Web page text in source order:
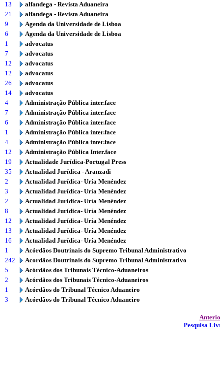
13
alfandega - Revista Aduaneira
21
alfandega - Revista Aduaneira
9
Agenda da Universidade de Lisboa
6
Agenda da Universidade de Lisboa
1
advocatus
7
advocatus
12
advocatus
12
advocatus
26
advocatus
14
advocatus
4
Administração Pública inter.face
7
Administração Pública inter.face
6
Administração Pública inter.face
1
Administração Pública inter.face
4
Administração Pública inter.face
12
Administração Pública Inter.face
19
Actualidade Jurídica-Portugal Press
35
Actualidad Jurídica - Aranzadi
2
Actualidad Jurídica- Uría Menéndez
3
Actualidad Jurídica- Uría Menéndez
2
Actualidad Jurídica- Uría Menéndez
8
Actualidad Jurídica- Uría Menéndez
12
Actualidad Jurídica- Uría Menéndez
13
Actualidad Jurídica- Uría Menéndez
16
Actualidad Jurídica- Uría Menéndez
1
Acórdãos Doutrinais do Supremo Tribunal Administrativo
242
Acordãos Doutrinais do Supremo Tribunal Administrativo
5
Acórdãos dos Tribunais Técnico-Aduaneiros
2
Acórdãos dos Tribunais Técnico-Aduaneiros
1
Acórdãos do Tribunal Técnico Aduaneiro
3
Acórdãos do Tribunal Técnico Aduaneiro
Pesquisa